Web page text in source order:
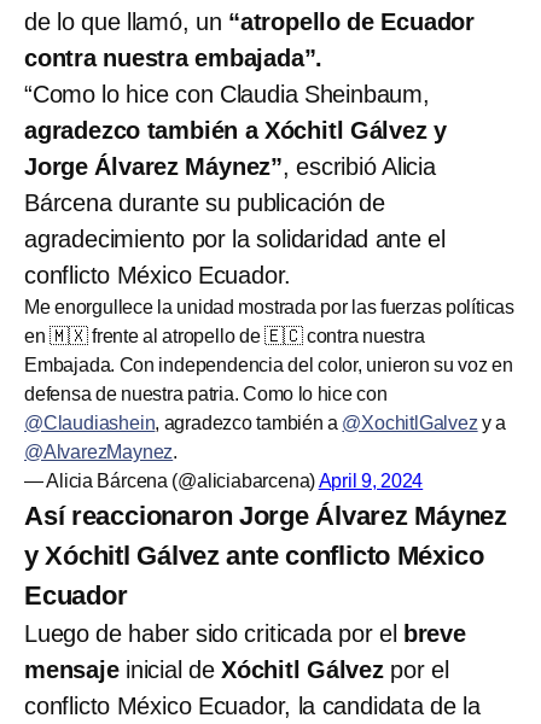
de lo que llamó, un “atropello de Ecuador
contra nuestra embajada”.
“Como lo hice con Claudia Sheinbaum,
agradezco también a Xóchitl Gálvez y
Jorge Álvarez Máynez”, escribió Alicia
Bárcena durante su publicación de
agradecimiento por la solidaridad ante el
conflicto México Ecuador.
Me enorgullece la unidad mostrada por las fuerzas políticas
en 🇲🇽 frente al atropello de 🇪🇨 contra nuestra
Embajada. Con independencia del color, unieron su voz en
defensa de nuestra patria. Como lo hice con
@Claudiashein, agradezco también a @XochitlGalvez y a
@AlvarezMaynez.
— Alicia Bárcena (@aliciabarcena)April 9, 2024
Así reaccionaron Jorge Álvarez Máynez
y Xóchitl Gálvez ante conflicto México
Ecuador
Luego de haber sido criticada por el breve
mensajeinicial deXóchitl Gálvez por el
conflicto México Ecuador, la candidata de la